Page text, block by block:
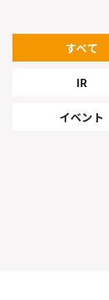
すべて
IR
イベント